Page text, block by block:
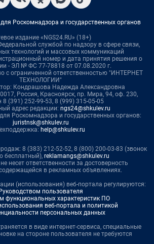
Роскомнадзора и государственных органов
издание «NGS24.RU» (18+)
службой по надзору в сфере связи,
технологий и массовых коммуникаций
номер и дата принятия решения о
- ЭЛ № ФС 77-78818 от 07.08.2020 г.
с ограниченной ответственностью "ИНТЕРНЕТ
ТЕХНОЛОГИИ"
Кондрашова Надежда Александровна
Россия, Красноярск, пр. Мира, 94, оф. 230,
8 (391) 252-99-53, 8 (999) 315-05-05
адрес редакции: ngs24@shkulev.ru
Роскомнадзора и государственных органов:
juristnsk@shkulev.ru
help@shkulev.ru
8 (383) 212-52-52, 8 (800) 200-03-83 (звонок
бесплатный), reklamangs@shkulev.ru
несет ответственности за достоверность
в рекламных объявлениях.
(использования) веб-портала регулируются:
Руководством пользователя
функциональных характеристик ПО
веб-портала и политикой
персональных данных
в виде интернет-сервиса, специальные
на стороне пользователя не требуются